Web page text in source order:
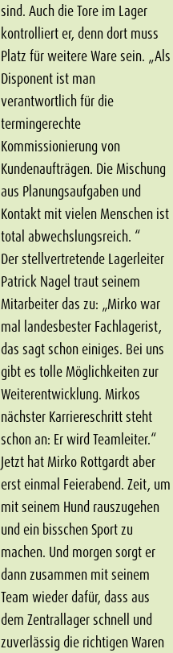
total abwechslungsreich. “
Der stellvertretende Lagerleiter
Patrick Nagel traut seinem
Mitarbeiter das zu: „Mirko war
mal landesbester Fachlagerist,
das sagt schon einiges. Bei uns
gibt es tolle Möglichkeiten zur
Weiterentwicklung. Mirkos
nächster Karriereschritt steht
schon an: Er wird Teamleiter.“
Jetzt hat Mirko Rottgardt aber
erst einmal Feierabend. Zeit, um
mit seinem Hund rauszugehen
und ein bisschen Sport zu
machen. Und morgen sorgt er
dann zusammen mit seinem
Team wieder dafür, dass aus
dem Zentrallager schnell und
zuverlässig die richtigen Waren